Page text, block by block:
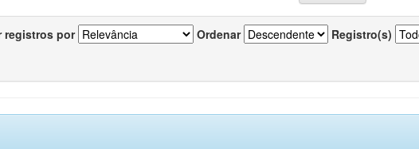
registros por Ordenar Registro(s)